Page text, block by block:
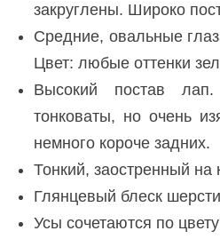
закруглены. Широко
Средние, овальные
Цвет: любые оттенки
Высокий постав лап.
тонковаты, но очень
немного короче задних.
Тонкий, заостренный на
Глянцевый блеск
Усы сочетаются по